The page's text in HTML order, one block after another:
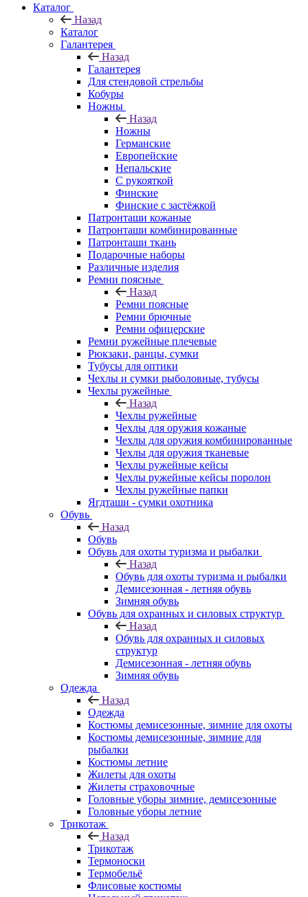
Каталог
Назад
Каталог
Галантерея
Назад
Галантерея
Для стендовой стрельбы
Кобуры
Ножны
Назад
Ножны
Германские
Европейские
Непальские
С рукояткой
Финские
Финские с застёжкой
Патронташи кожаные
Патронташи комбинированные
Патронташи ткань
Подарочные наборы
Различные изделия
Ремни поясные
Назад
Ремни поясные
Ремни брючные
Ремни офицерские
Ремни ружейные плечевые
Рюкзаки, ранцы, сумки
Тубусы для оптики
Чехлы и сумки рыболовные, тубусы
Чехлы ружейные
Назад
Чехлы ружейные
Чехлы для оружия кожаные
Чехлы для оружия комбинированные
Чехлы для оружия тканевые
Чехлы ружейные кейсы
Чехлы ружейные кейсы поролон
Чехлы ружейные папки
Ягдташи - сумки охотника
Обувь
Назад
Обувь
Обувь для охоты туризма и рыбалки
Назад
Обувь для охоты туризма и рыбалки
Демисезонная - летняя обувь
Зимняя обувь
Обувь для охранных и силовых структур
Назад
Обувь для охранных и силовых
структур
Демисезонная - летняя обувь
Зимняя обувь
Одежда
Назад
Одежда
Костюмы демисезонные, зимние для охоты
Костюмы демисезонные, зимние для
рыбалки
Костюмы летние
Жилеты для охоты
Жилеты страховочные
Головные уборы зимние, демисезонные
Головные уборы летние
Трикотаж
Назад
Трикотаж
Термоноски
Термобельё
Флисовые костюмы